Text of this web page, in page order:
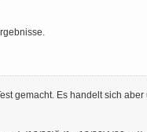
gemacht. Es handelt sich